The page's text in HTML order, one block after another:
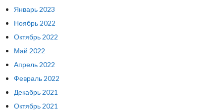
Январь 2023
Ноябрь 2022
Октябрь 2022
Май 2022
Апрель 2022
Февраль 2022
Декабрь 2021
Октябрь 2021